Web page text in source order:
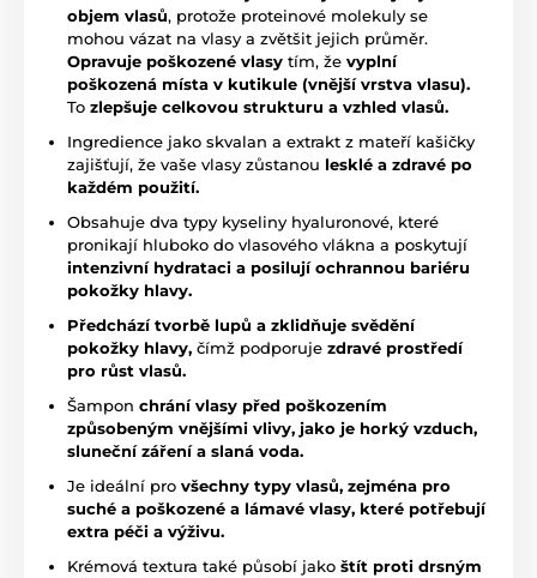
objem vlasů, protože proteinové molekuly se
mohou vázat na vlasy a zvětšit jejich průměr.
Opravuje poškozené vlasy tím, že vyplní
poškozená místa v kutikule (vnější vrstva vlasu).
To zlepšuje celkovou strukturu a vzhled vlasů.
Ingredience jako skvalan a extrakt z mateří kašičky
zajišťují, že vaše vlasy zůstanou lesklé a zdravé po
každém použití.
Obsahuje dva typy kyseliny hyaluronové, které
pronikají hluboko do vlasového vlákna a poskytují
intenzivní hydrataci a posilují ochrannou bariéru
pokožky hlavy.
Předchází tvorbě lupů a zklidňuje svědění
pokožky hlavy, čímž podporuje zdravé prostředí
pro růst vlasů.
Šampon chrání vlasy před poškozením
způsobeným vnějšími vlivy, jako je horký vzduch,
sluneční záření a slaná voda.
Je ideální pro všechny typy vlasů, zejména pro
suché a poškozené a lámavé vlasy, které potřebují
extra péči a výživu.
Krémová textura také působí jako štít proti drsným